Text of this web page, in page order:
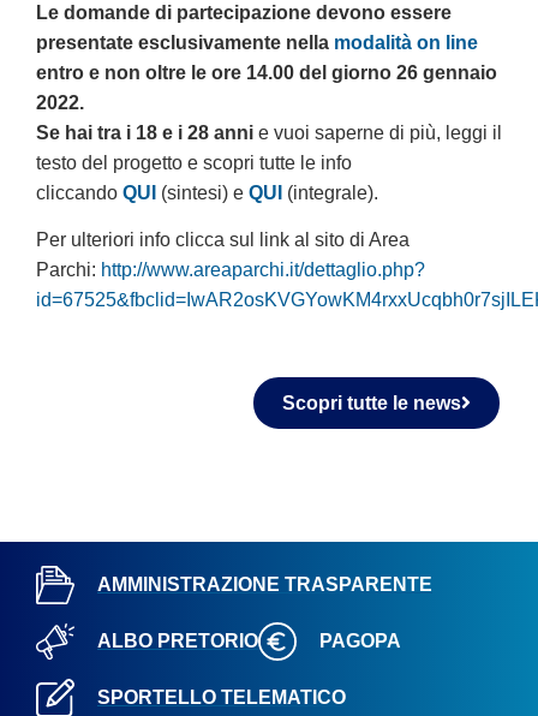
Le domande di partecipazione devono essere
presentate esclusivamente nella modalità on line
entro e non oltre le ore 14.00 del giorno 26 gennaio
2022.
Se hai tra i 18 e i 28 anni e vuoi saperne di più, leggi il
testo del progetto e scopri tutte le info
cliccando QUI (sintesi) e QUI (integrale).
Per ulteriori info clicca sul link al sito di Area
Parchi: http://www.areaparchi.it/dettaglio.php?
Scopri tutte le news
AMMINISTRAZIONE TRASPARENTE
ALBO PRETORIO PAGOPA
SPORTELLO TELEMATICO